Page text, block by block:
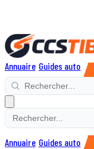
Annuaire Guides auto
Annuaire Guides auto